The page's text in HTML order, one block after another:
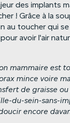
des implants
! Grâce à la
au toucher qui
avoir l'air
mammaire est
mince voire
de graisse ou
du-sein-sans-
encore